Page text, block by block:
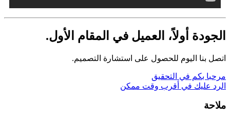
الجودة أولاً، العميل في المقام الأول.
اتصل بنا اليوم للحصول على استشارة التصميم.
مرحبا بكم في التحقيق
الرد عليك في أقرب وقت ممكن
ملاحة